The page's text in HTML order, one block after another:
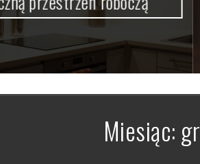
Miesiąc: